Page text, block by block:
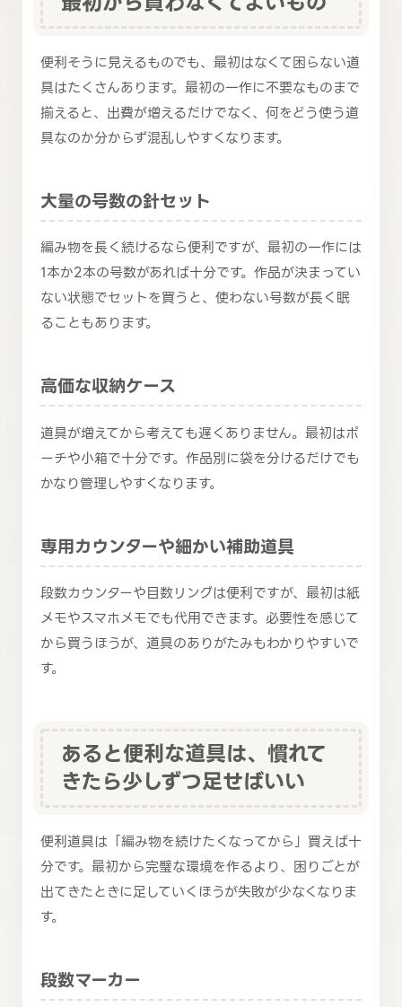
便利そうに見えるものでも、最初はなくて困らない道
具はたくさんあります。最初の一作に不要なものまで
揃えると、出費が増えるだけでなく、何をどう使う道
具なのか分からず混乱しやすくなります。
大量の号数の針セット
編み物を長く続けるなら便利ですが、最初の一作には
1本か2本の号数があれば十分です。作品が決まってい
ない状態でセットを買うと、使わない号数が長く眠
ることもあります。
高価な収納ケース
道具が増えてから考えても遅くありません。最初はポ
ーチや小箱で十分です。作品別に袋を分けるだけでも
かなり管理しやすくなります。
専用カウンターや細かい補助道具
段数カウンターや目数リングは便利ですが、最初は紙
メモやスマホメモでも代用できます。必要性を感じて
から買うほうが、道具のありがたみもわかりやすいで
す。
あると便利な道具は、慣れて
きたら少しずつ足せばいい
便利道具は「編み物を続けたくなってから」買えば十
分です。最初から完璧な環境を作るより、困りごとが
出てきたときに足していくほうが失敗が少なくなりま
す。
段数マーカー